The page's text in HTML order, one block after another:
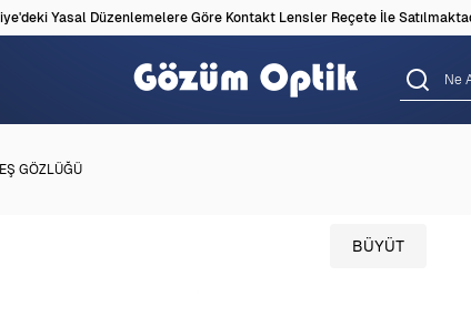
Yasal Düzenlemelere Göre Kontakt Lensler Reçete İle Satılmaktadır.
GÖZLÜĞÜ
BÜYÜT